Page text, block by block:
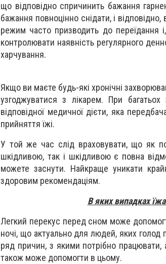
що відповідно спричинить бажання
бажання повноцінно снідати, і
режим часто призводить до переїдання
контролювати наявність регулярного
харчування.
Якщо ви маєте будь-які хронічні
узгоджуватися з лікарем. При
відповідної медичної дієти, яка
прийняття їжі.
У той же час слід враховувати, що як
шкідливою, так і шкідливою є повна
можете заснути. Найкраще уникати
здоровим рекомендаціям.
В яких випадках
Легкий перекус перед сном може
ночі, що актуально для людей, яких голод
ряд причин, з якими потрібно
також може допомогти в цьому.